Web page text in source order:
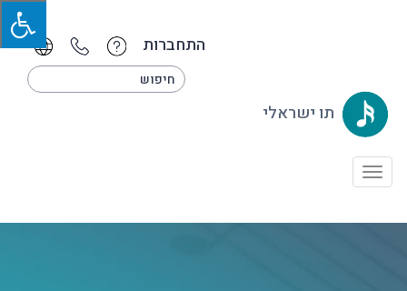
התחברות
תו ישראלי
Toggle